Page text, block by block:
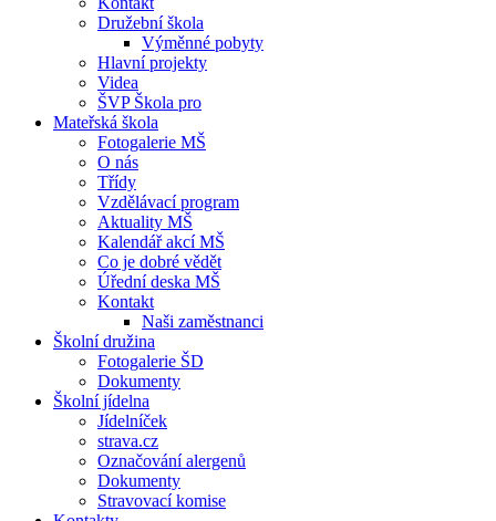
Družební škola
Výměnné pobyty
Hlavní projekty
Videa
ŠVP Škola pro
Mateřská škola
Fotogalerie MŠ
O nás
Třídy
Vzdělávací program
Aktuality MŠ
Kalendář akcí MŠ
Co je dobré vědět
Úřední deska MŠ
Kontakt
Naši zaměstnanci
Školní družina
Fotogalerie ŠD
Dokumenty
Školní jídelna
Jídelníček
strava.cz
Označování alergenů
Dokumenty
Stravovací komise